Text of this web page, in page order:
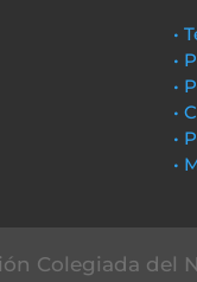
•
•
•
•
•
•
Colegiada del